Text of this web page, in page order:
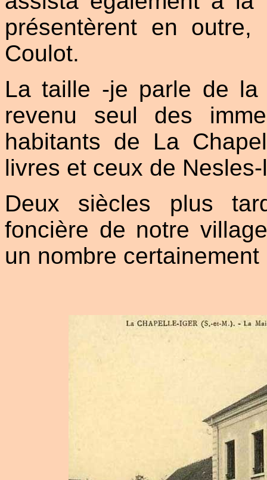
présentèrent en
Coulot.
La taille -je parle de
revenu seul des
habitants de La
livres et ceux de
Deux siècles plus
foncière de notre
un nombre